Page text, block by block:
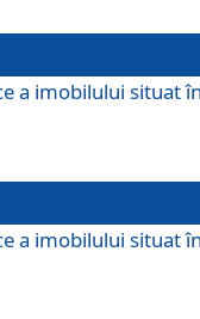
a imobilului situat
a imobilului situat